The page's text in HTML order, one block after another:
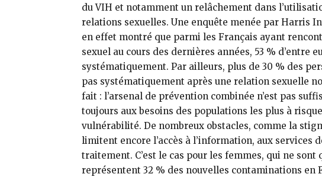
du VIH et notamment un relâchement dans
relations sexuelles. Une enquête menée par Harris
en effet montré que parmi les Français ayant
sexuel au cours des dernières années, 53 % d’entre
systématiquement. Par ailleurs, plus de 30 % des
pas systématiquement après une relation sexuelle
fait : l’arsenal de prévention combinée n’est pas
toujours aux besoins des populations les plus à
vulnérabilité. De nombreux obstacles, comme la
limitent encore l’accès à l’information, aux services
traitement. C’est le cas pour les femmes, qui ne sont
représentent 32 % des nouvelles contaminations en